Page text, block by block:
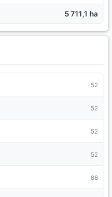
5 711,1 ha
52
52
52
52
88